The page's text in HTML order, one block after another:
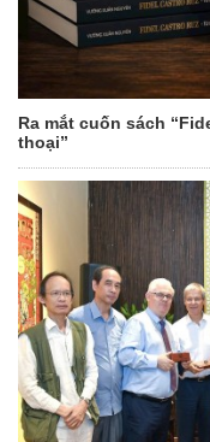
Ra mắt cuốn sách
thoại”